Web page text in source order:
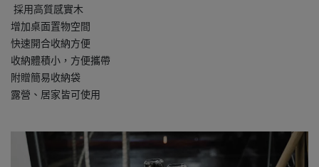
採用高質感實木
增加桌面置物空間
快速開合收納方便
收納體積小，方便攜帶
附贈簡易收納袋
露營、居家皆可使用